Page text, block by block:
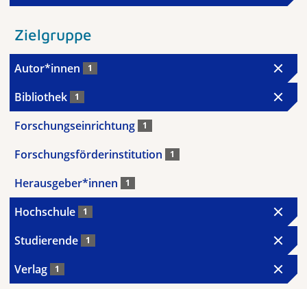
Zielgruppe
Autor*innen 1
Bibliothek 1
Forschungseinrichtung 1
Forschungsförderinstitution 1
Herausgeber*innen 1
Hochschule 1
Studierende 1
Verlag 1